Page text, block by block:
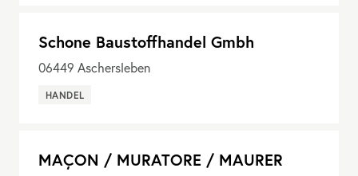
Schone Baustoffhandel Gmbh
06449 Aschersleben
HANDEL
MAÇON / MURATORE / MAURER